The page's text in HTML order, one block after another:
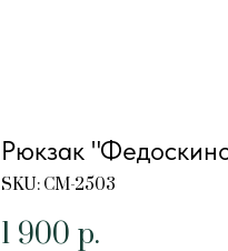
Рюкзак
SKU: СМ-2503
1 900 р.